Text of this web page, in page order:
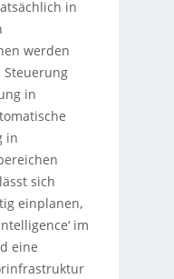
in
werden
in
in
sich
einplanen,
im
eine